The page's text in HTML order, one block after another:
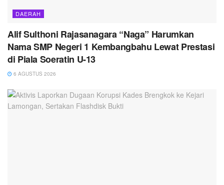
DAERAH
Alif Sulthoni Rajasanagara “Naga” Harumkan
Nama SMP Negeri 1 Kembangbahu Lewat Prestasi
di Piala Soeratin U-13
6 AGUSTUS 2026